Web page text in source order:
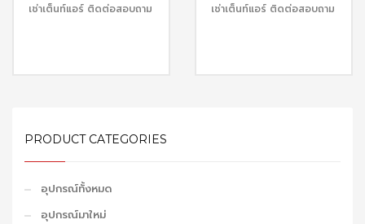
เช่าเต็นท์แอร์ ติดต่อสอบถาม เช่าเต็นท์แอร์ ติดต่อสอบถาม
PRODUCT CATEGORIES
อุปกรณ์ทั้งหมด
อุปกรณ์มาใหม่